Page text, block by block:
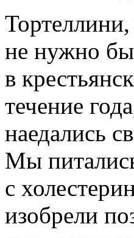
не нужно
в
течение
наедались
Мы
с
изобрели